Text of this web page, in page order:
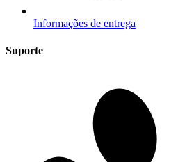
Informações de entrega
Suporte